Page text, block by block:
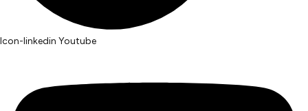
Icon-linkedin Youtube